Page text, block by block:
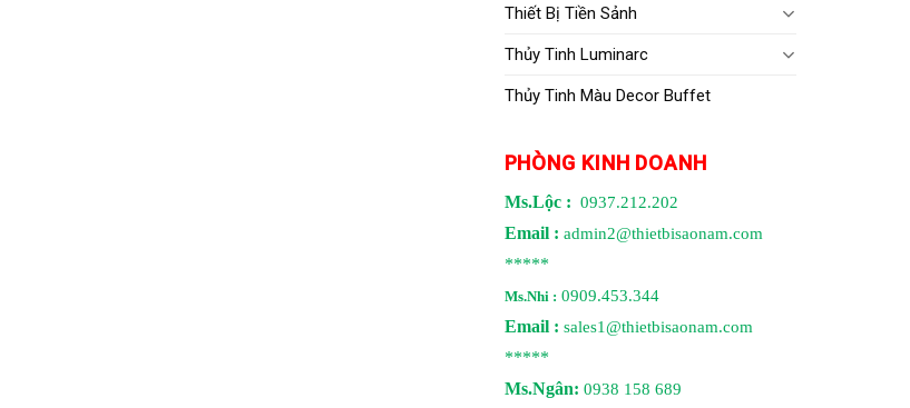
Thiết Bị Tiền Sảnh
Thủy Tinh Luminarc
Thủy Tinh Màu Decor Buffet
PHÒNG KINH DOANH
Ms.Lộc : 0937.212.202
Email : admin2@thietbisaonam.com
*****
Ms.Nhi : 0909.453.344
Email : sales1@thietbisaonam.com
*****
Ms.Ngân: 0938 158 689